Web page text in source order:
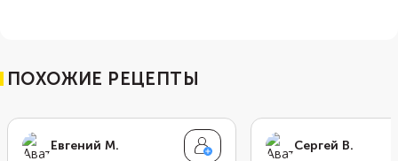
ПОХОЖИЕ РЕЦЕПТЫ
Евгений М. Сергей В.